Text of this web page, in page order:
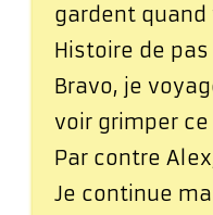
gardent
Histoire de
Bravo, je
voir grimper
Par contre
Je continue